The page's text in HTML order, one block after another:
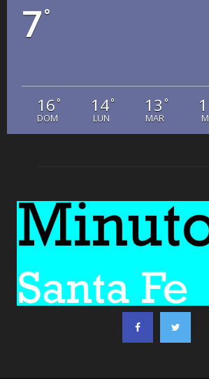
7°
16°
DOM
14°
LUN
13 °
MAR